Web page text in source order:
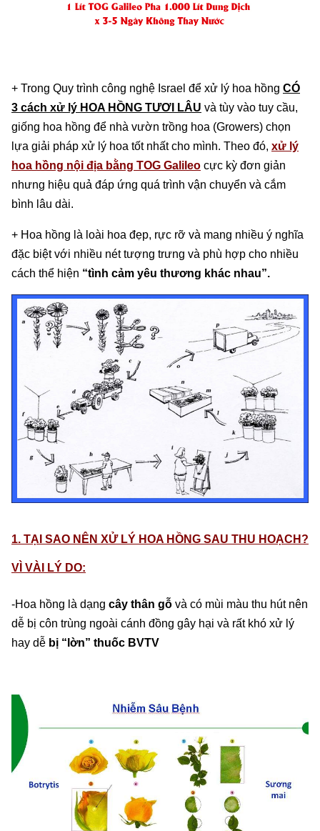
+ Trong Quy trình công nghệ Israel để xử lý hoa hồng CÓ
3 cách xử lý HOA HỒNG TƯƠI LÂU và tùy vào tuy cầu,
giống hoa hồng để nhà vườn trồng hoa (Growers) chọn
lựa giải pháp xử lý hoa tốt nhất cho mình. Theo đó, xử lý
hoa hồng nội địa bằng TOG Galileo cực kỳ đơn giản
nhưng hiệu quả đáp ứng quá trình vận chuyển và cắm
bình lâu dài.
+ Hoa hồng là loài hoa đẹp, rực rỡ và mang nhiều ý nghĩa
đặc biệt với nhiều nét tượng trưng và phù hợp cho nhiều
cách thể hiện “tình cảm yêu thương khác nhau”.
1. TẠI SAO NÊN XỬ LÝ HOA HỒNG SAU THU HOẠCH?
VÌ VÀI LÝ DO:
-Hoa hồng là dạng cây thân gỗ và có mùi màu thu hút nên
dễ bị côn trùng ngoài cánh đồng gây hại và rất khó xử lý
hay dễ bị “lờn” thuốc BVTV